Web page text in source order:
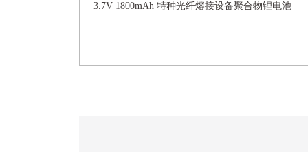
3.7V 1800mAh 特种光纤熔接设备聚合物锂电池